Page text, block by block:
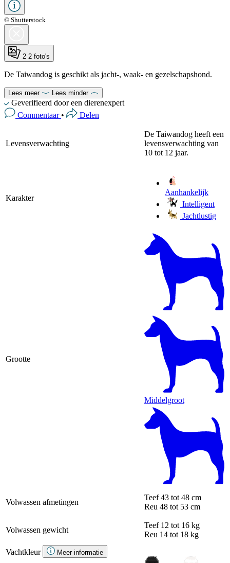
© Shutterstock
2 2 foto's
De Taiwandog is geschikt als jacht-, waak- en gezelschapshond.
Lees meer Lees minder
Geverifieerd door een dierenexpert
Commentaar • Delen
Levensverwachting
De Taiwandog heeft een
levensverwachting van
10 tot 12 jaar.
Karakter
Aanhankelijk
Intelligent
Jachtlustig
Grootte
Middelgroot
Volwassen afmetingen
Teef 43 tot 48 cm
Reu 48 tot 53 cm
Volwassen gewicht
Teef 12 tot 16 kg
Reu 14 tot 18 kg
Vachtkleur
Meer informatie